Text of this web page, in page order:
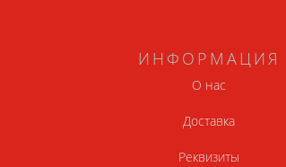
ИНФОРМАЦИЯ
О нас
Доставка
Реквизиты